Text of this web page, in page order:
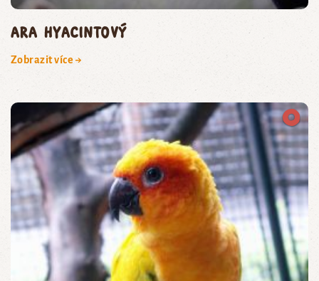
ara hyacintový
Zobrazit více →